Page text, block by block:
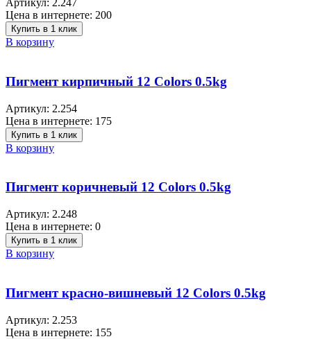
Артикул: 2.247
Цена в интернете: 200
Купить в 1 клик
В корзину
Пигмент кирпичный 12 Colors 0.5kg
Артикул: 2.254
Цена в интернете: 175
Купить в 1 клик
В корзину
Пигмент коричневый 12 Colors 0.5kg
Артикул: 2.248
Цена в интернете: 0
Купить в 1 клик
В корзину
Пигмент красно-вишневый 12 Colors 0.5kg
Артикул: 2.253
Цена в интернете: 155